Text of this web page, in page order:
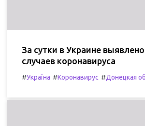
За сутки в Украине
случаев коронавируса
#Україна #Коронавирус #Донецкая